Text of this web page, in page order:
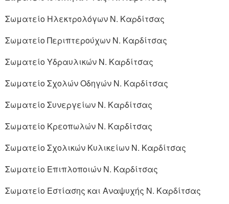
Σωματείο Ηλεκτρολόγων Ν. Καρδίτσας
Σωματείο Περιπτερούχων Ν. Καρδίτσας
Σωματείο Υδραυλικών Ν. Καρδίτσας
Σωματείο Σχολών Οδηγών Ν. Καρδίτσας
Σωματείο Συνεργείων Ν. Καρδίτσας
Σωματείο Κρεοπωλών Ν. Καρδίτσας
Σωματείο Σχολικών Κυλικείων Ν. Καρδίτσας
Σωματείο Επιπλοποιών Ν. Καρδίτσας
Σωματείο Εστίασης και Αναψυχής Ν. Καρδίτσας